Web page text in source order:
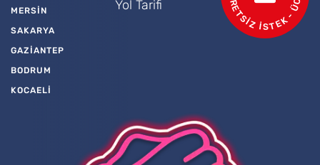
MERSİN
SAKARYA
GAZİANTEP
BODRUM
KOCAELİ
Yol Tarifi